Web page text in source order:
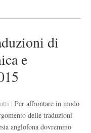
di
e
| Per affrontare in modo
delle traduzioni
anglofona dovremmo